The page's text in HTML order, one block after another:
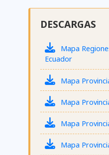
DESCARGAS
Mapa
Ecuador
Mapa
Mapa
Mapa
Mapa